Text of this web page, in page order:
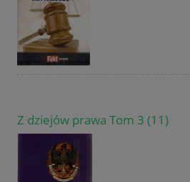
Z dziejów prawa Tom 3 (11)